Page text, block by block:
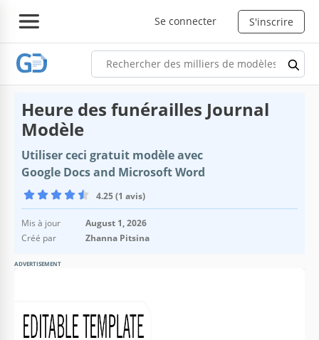
Se connecter S'inscrire
Heure des funérailles Journal
Modèle
Utiliser ceci gratuit modèle avec
Google Docs and Microsoft Word
4.25 (1 avis)
Mis à jour
August 1, 2026
Créé par
Zhanna Pitsina
ADVERTISEMENT